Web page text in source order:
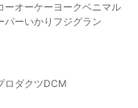
ーオーケー ヨークベニマル
パーいかり フジグラン
ロダクツDCM